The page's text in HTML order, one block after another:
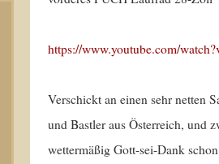
https://www.youtube.com/
Verschickt an einen sehr netten
und Bastler aus Österreich, und
wettermäßig Gott-sei-Dank